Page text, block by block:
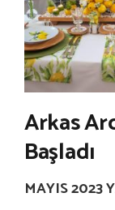
Arkas
Başladı
MAYIS 2023